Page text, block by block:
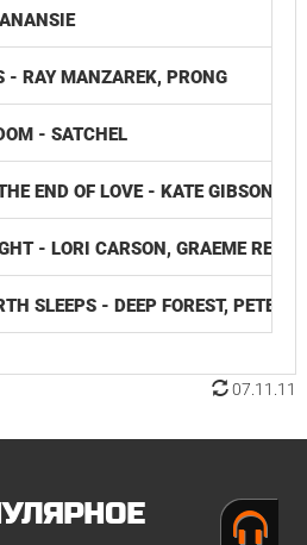
- RAY MANZAREK, PRONG
- SATCHEL
END OF LOVE - KATE GIBSON
- LORI CARSON, GRAEME
SLEEPS - DEEP FOREST, PETER
07.11.11